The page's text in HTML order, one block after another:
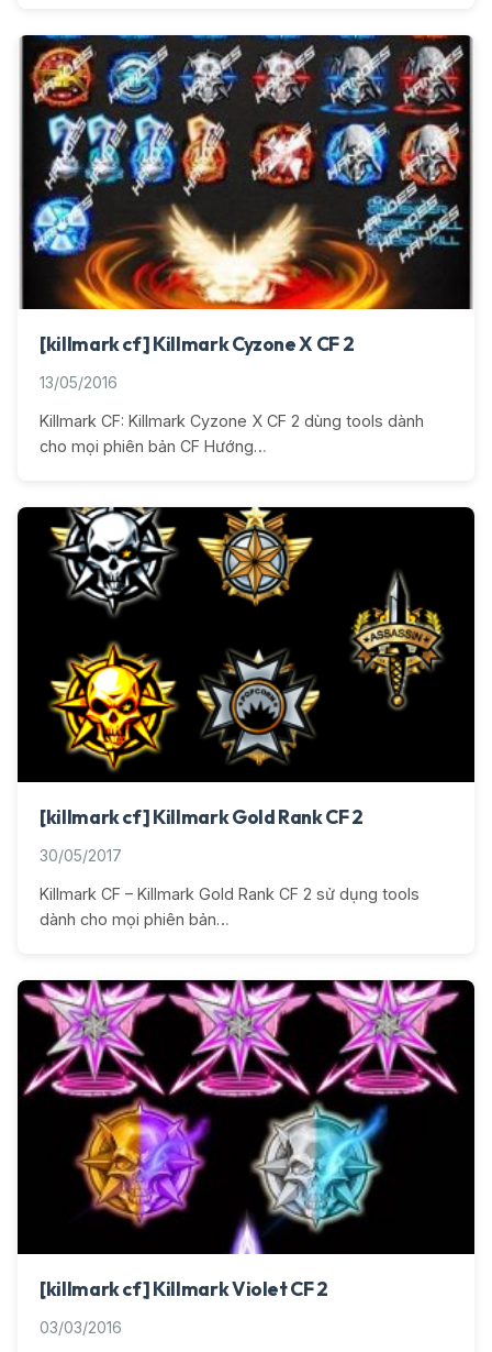
[killmark cf] Killmark Cyzone X CF 2
13/05/2016
Killmark CF: Killmark Cyzone X CF 2 dùng tools dành
cho mọi phiên bản CF Hướng…
[killmark cf] Killmark Gold Rank CF 2
30/05/2017
Killmark CF – Killmark Gold Rank CF 2 sử dụng tools
dành cho mọi phiên bản…
[killmark cf] Killmark Violet CF 2
03/03/2016